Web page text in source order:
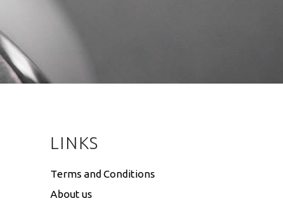
LINKS
Terms and Conditions
About us